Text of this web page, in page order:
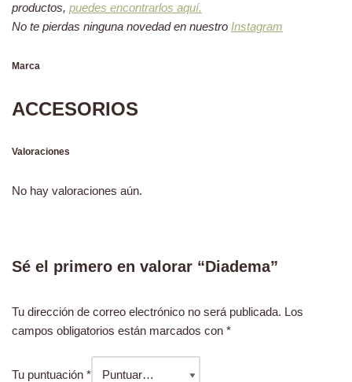
productos, puedes encontrarlos aquí.
No te pierdas ninguna novedad en nuestro Instagram
Marca
ACCESORIOS
Valoraciones
No hay valoraciones aún.
Sé el primero en valorar “Diadema”
Tu dirección de correo electrónico no será publicada. Los
campos obligatorios están marcados con *
Tu puntuación *